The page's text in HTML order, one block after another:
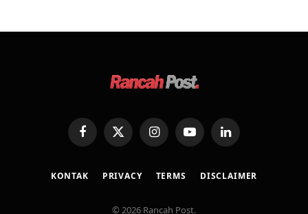
FacebookX
(Twitter)
InstagramYouTubeLinkedIn
KONTAK PRIVACY TERMS DISCLAIMER
© 2026 Rancah Post.